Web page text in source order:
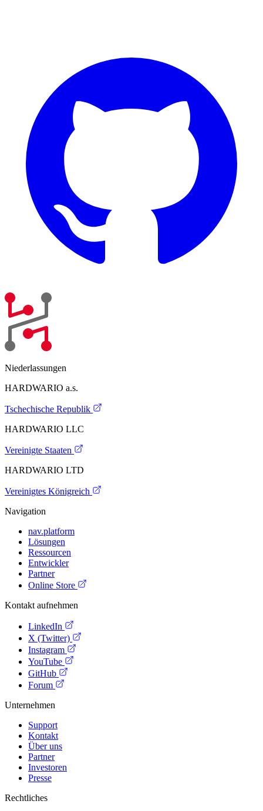
Niederlassungen
HARDWARIO a.s.
Tschechische Republik
HARDWARIO LLC
Vereinigte Staaten
HARDWARIO LTD
Vereinigtes Königreich
Navigation
nav.platform
Lösungen
Ressourcen
Entwickler
Partner
Online Store
Kontakt aufnehmen
LinkedIn
X (Twitter)
Instagram
YouTube
GitHub
Forum
Unternehmen
Support
Kontakt
Über uns
Partner
Investoren
Presse
Rechtliches